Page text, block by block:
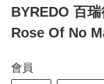
BYREDO 百
Rose Of No
會員